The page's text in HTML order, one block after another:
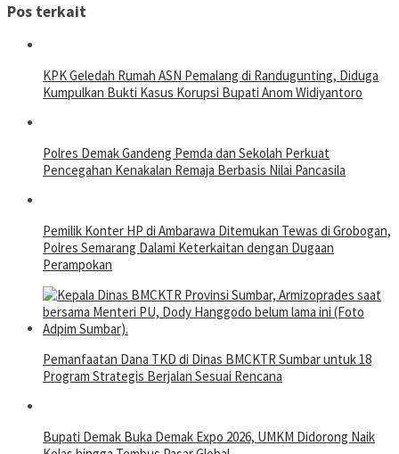
Pos terkait
KPK Geledah Rumah ASN Pemalang di Randugunting, Diduga
Kumpulkan Bukti Kasus Korupsi Bupati Anom Widiyantoro
Polres Demak Gandeng Pemda dan Sekolah Perkuat
Pencegahan Kenakalan Remaja Berbasis Nilai Pancasila
Pemilik Konter HP di Ambarawa Ditemukan Tewas di Grobogan,
Polres Semarang Dalami Keterkaitan dengan Dugaan
Perampokan
Pemanfaatan Dana TKD di Dinas BMCKTR Sumbar untuk 18
Program Strategis Berjalan Sesuai Rencana
Bupati Demak Buka Demak Expo 2026, UMKM Didorong Naik